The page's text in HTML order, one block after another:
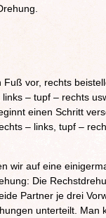
Fuß vor, rechts
– tupf – rechts
einen Schritt
– links, tupf –
wir auf eine
Die
Partner je drei
unterteilt. Man